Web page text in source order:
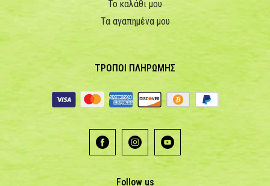
Το καλάθι μου
Τα αγαπημένα μου
ΤΡΟΠΟΙ ΠΛΗΡΩΜΗΣ
Follow us